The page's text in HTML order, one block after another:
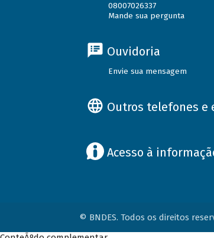
08007026337
Mande sua pergunta
Ouvidoria
Envie sua mensagem
Outros telefones e
Acesso à
© BNDES. Todos os direitos